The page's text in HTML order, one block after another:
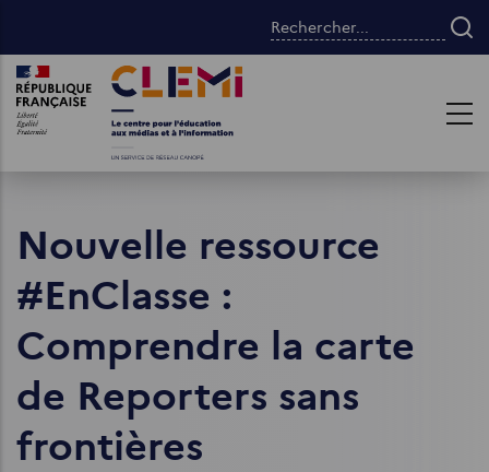
contenu
principal
Rechercher...
Images Images
Nouvelle ressource
#EnClasse :
Comprendre la carte
de Reporters sans
frontières